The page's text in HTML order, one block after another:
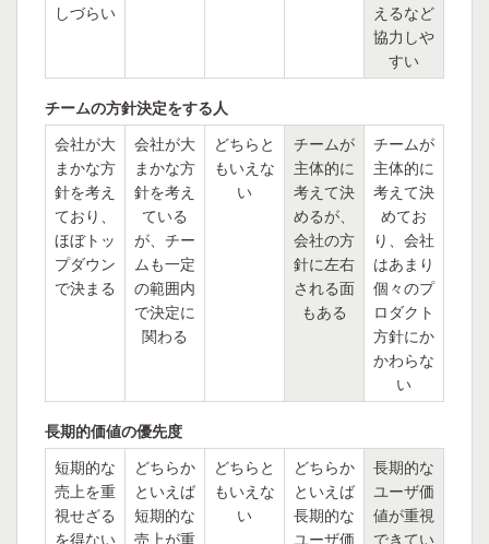
しづらい
えるなど
協力しや
すい
チームの方針決定をする人
会社が大
まかな方
針を考え
ており、
ほぼトッ
プダウン
で決まる
会社が大
まかな方
針を考え
ている
が、チー
ムも一定
の範囲内
で決定に
関わる
どちらと
もいえな
い
チームが
主体的に
考えて決
めるが、
会社の方
針に左右
される面
もある
チームが
主体的に
考えて決
めてお
り、会社
はあまり
個々のプ
ロダクト
方針にか
かわらな
い
長期的価値の優先度
短期的な
売上を重
視せざる
を得ない
どちらか
といえば
短期的な
売上が重
どちらと
もいえな
い
どちらか
といえば
長期的な
ユーザ価
長期的な
ユーザ価
値が重視
できてい